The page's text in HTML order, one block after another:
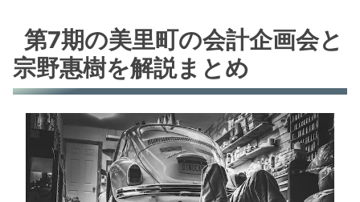
第7期の美里町の会計企画会と
宗野惠樹を解説まとめ